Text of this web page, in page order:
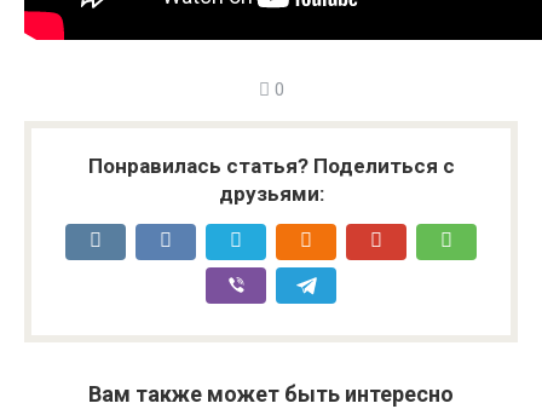
0
Понравилась статья? Поделиться с
друзьями:
Вам также может быть интересно